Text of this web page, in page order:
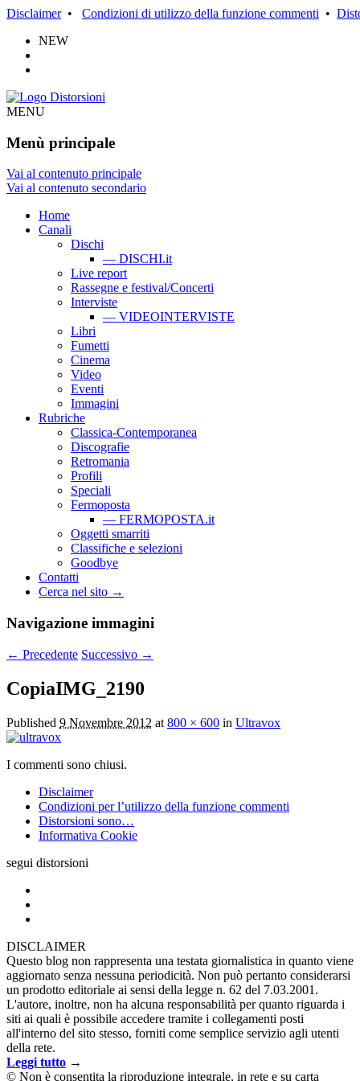
Disclaimer• Condizioni di utilizzo della funzione commenti •
NEW
MENU
Menù principale
Vai al contenuto principale
Vai al contenuto secondario
Home
Canali
Dischi
— DISCHI.it
Live report
Rassegne e festival/Concerti
Interviste
— VIDEOINTERVISTE
Libri
Fumetti
Cinema
Video
Eventi
Immagini
Rubriche
Classica-Contemporanea
Discografie
Retromania
Profili
Speciali
Fermoposta
— FERMOPOSTA.it
Oggetti smarriti
Classifiche e selezioni
Goodbye
Contatti
Cerca nel sito →
Navigazione immagini
← Precedente Successivo →
CopiaIMG_2190
Published 9 Novembre 2012 at 800 × 600 in Ultravox
I commenti sono chiusi.
Disclaimer
Condizioni per l’utilizzo della funzione commenti
Distorsioni sono…
Informativa Cookie
segui distorsioni
DISCLAIMER
Questo blog non rappresenta una testata giornalistica in quanto viene
aggiornato senza nessuna periodicità. Non può pertanto considerarsi
un prodotto editoriale ai sensi della legge n. 62 del 7.03.2001.
L'autore, inoltre, non ha alcuna responsabilità per quanto riguarda i
siti ai quali è possibile accedere tramite i collegamenti posti
all'interno del sito stesso, forniti come semplice servizio agli utenti
della rete.
Leggi tutto →
© Non è consentita la riproduzione integrale, in rete e su carta